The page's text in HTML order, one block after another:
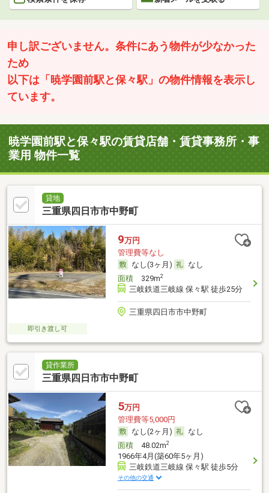
申し訳ございません。条件にあう物件が少なかった
ため
以下は「暁学園前駅と保々駅」の物件情報を表示し
ています。
暁学園前駅と保々駅の賃貸店舗・賃貸事務所・事
業用 物件一覧
貸地
三重県四日市市中野町
9万円
管理費等なし
なし(3ヶ月)
なし
面積329m2
三岐鉄道三岐線 保々駅 徒歩25分
三重県四日市市中野町
即引き渡し可
貸作業所
三重県四日市市中野町
5万円
管理費等5,000円
なし(2ヶ月)
なし
面積48.02m2
1966年4月(築60年5ヶ月)
三岐鉄道三岐線 保々駅 徒歩5分
その他の交通